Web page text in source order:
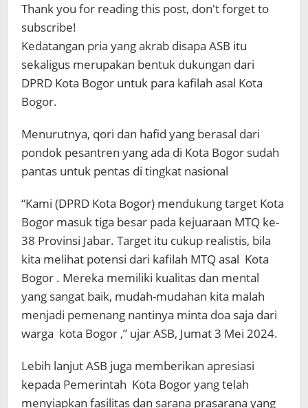
Thank you for reading this post, don't forget to
subscribe!
Kedatangan pria yang akrab disapa ASB itu
sekaligus merupakan bentuk dukungan dari
DPRD Kota Bogor untuk para kafilah asal Kota
Bogor.
Menurutnya, qori dan hafid yang berasal dari
pondok pesantren yang ada di Kota Bogor sudah
pantas untuk pentas di tingkat nasional
“Kami (DPRD Kota Bogor) mendukung target Kota
Bogor masuk tiga besar pada kejuaraan MTQ ke-
38 Provinsi Jabar. Target itu cukup realistis, bila
kita melihat potensi dari kafilah MTQ asal Kota
Bogor . Mereka memiliki kualitas dan mental
yang sangat baik, mudah-mudahan kita malah
menjadi pemenang nantinya minta doa saja dari
warga kota Bogor ,” ujar ASB, Jumat 3 Mei 2024.
Lebih lanjut ASB juga memberikan apresiasi
kepada Pemerintah Kota Bogoryang telah
menyiapkan fasilitas dan sarana prasarana yang